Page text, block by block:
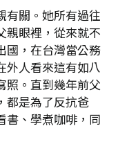
有關。她所有過往
親眼裡，從來就不
國，在台灣當公務
外人看來這有如八
照。直到幾年前父
都是為了反抗爸
書、學煮咖啡，同